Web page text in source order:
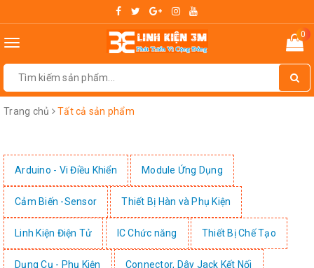
Toggle
0
Trang chủ Tất cả sản phẩm
Arduino - Vi Điều Khiển Module Ứng Dụng
Cảm Biến -Sensor Thiết Bị Hàn và Phụ Kiện
Linh Kiện Điện Tử IC Chức năng Thiết Bị Chế Tạo
Dụng Cụ - Phụ Kiện Connector, Dây Jack Kết Nối